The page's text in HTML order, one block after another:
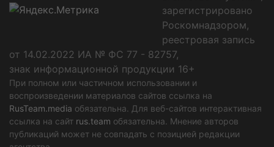
зарегистрировано
Роскомнадзором,
реестровая запись
от 14.02.2022 ИА № ФС 77 - 82757,
знак информационной продукции 16+
При полном или частичном использовании и
воспроизведении материалов сайтов ссылка на
RusTeam.media обязательна. Для веб-сайтов интерактивная
ссылка на сайт rus.team обязательна. Мнение авторов
публикаций может не совпадать с позицией редакции